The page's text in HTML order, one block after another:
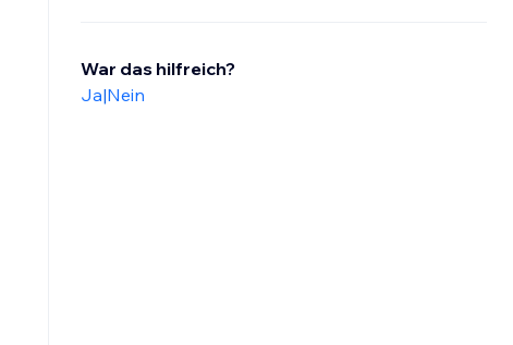
War das hilfreich?
Ja|Nein